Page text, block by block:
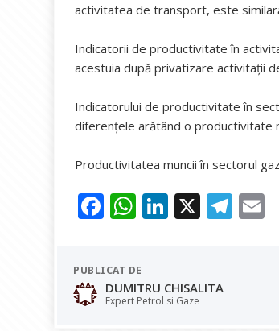
activitatea de transport, este
Indicatorii de productivitate în
acestuia după privatizare activitații
Indicatorului de productivitate în
diferențele arătând o productivitate
Productivitatea muncii în sectorul
F
e
b
o
W
at
s
A
Li
e
dI
X T
PUBLICAT DE
DUMITRU CHISALITA
Expert Petrol si Gaze